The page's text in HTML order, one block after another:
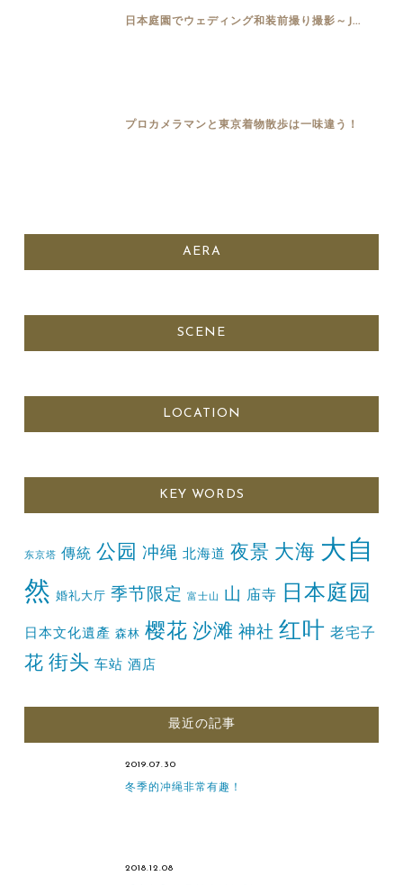
日本庭園でウェディング和装前撮り撮影～J...
プロカメラマンと東京着物散歩は一味違う！
AERA
SCENE
LOCATION
KEY WORDS
东京塔 傳統 公园 冲绳 北海道 夜景 大海 大自
然 婚礼大厅 季节限定 富士山 山 庙寺 日本庭园
日本文化遺產 森林 樱花 沙滩 神社 红叶 老宅子
花 街头 车站 酒店
最近の記事
2019.07.30
冬季的冲绳非常有趣！
2018.12.08